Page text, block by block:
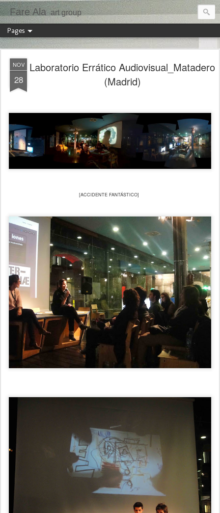
Fare Ala art group
Pages
NOV
28
Laboratorio Errático Audiovisual_Matadero
(Madrid)
[ACCIDENTE FANTÁSTICO]